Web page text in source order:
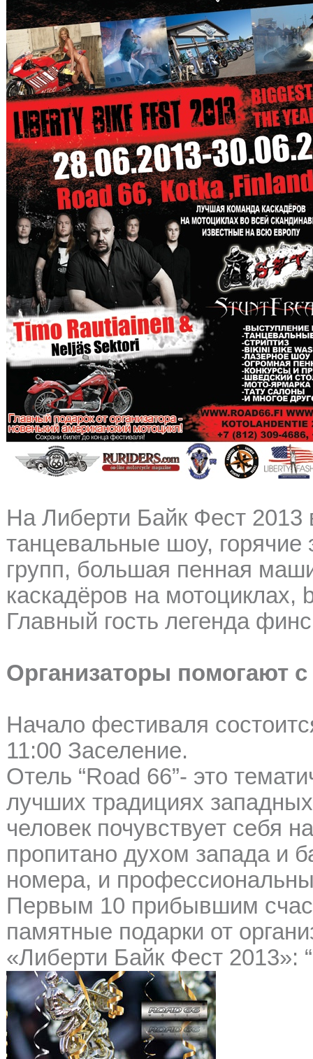
На Либерти Байк Фест
танцевальные шоу, горячие
групп, большая пенная
каскадёров на мотоциклах,
Главный гость легенда
Организаторы помогают
Начало фестиваля
11:00 Заселение.
Отель “Road 66”- это
лучших традициях
человек почувствует себя
пропитано духом запада и
номера, и
Первым 10 прибывшим
памятные подарки от
«Либерти Байк Фест 2013»: